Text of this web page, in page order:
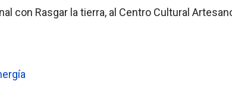
con Rasgar la tierra, al Centro Cultural